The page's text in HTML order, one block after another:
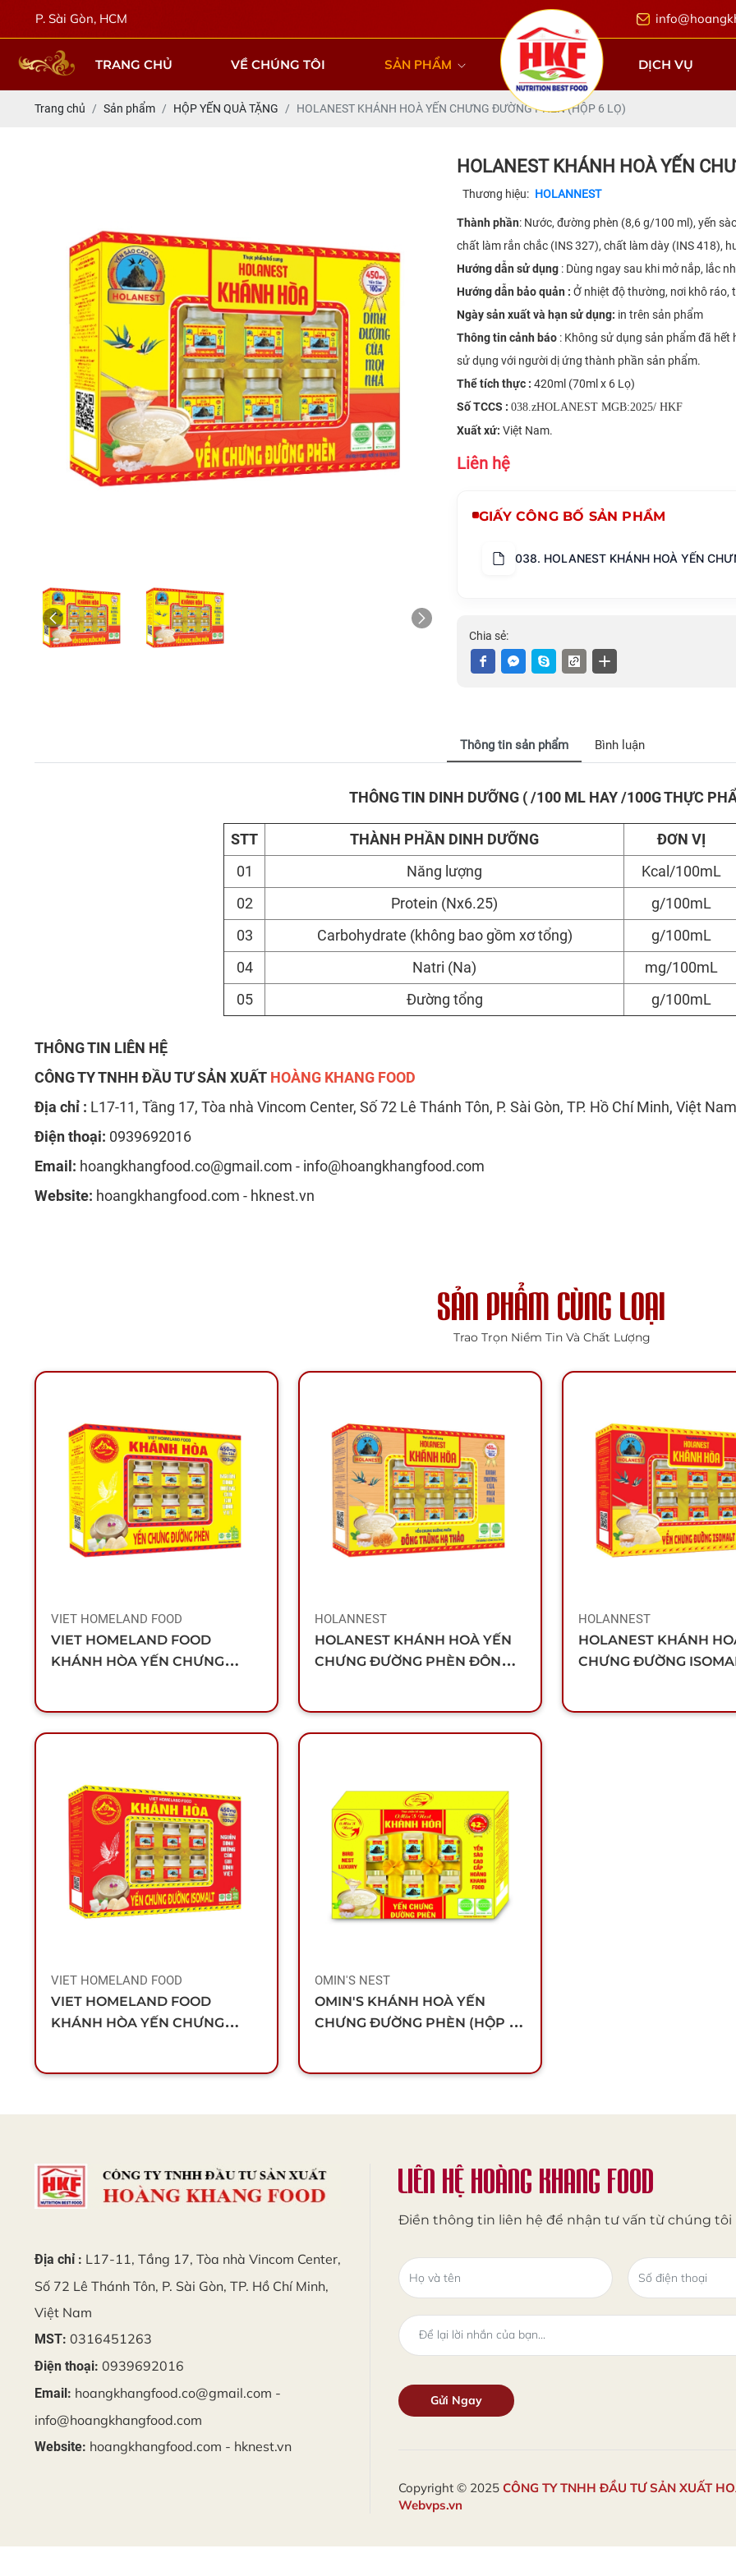
Gòn, HCM
TRANG CHỦ VỀ CHÚNG TÔI SẢN PHẨM DỊCH VỤ
Trang chủ Sản phẩm HỘP YẾN QUÀ TẶNG HOLANEST KHÁNH HOÀ YẾN CHƯNG ĐƯỜNG PHÈN (HỘP 6 LỌ)
HOLANEST KHÁNH HOÀ YẾN
Thương hiệu: HOLANNEST
Thành phần: Nước, đường phèn (8,6 g/100 ml), yến
chất làm rắn chắc (INS 327), chất làm dày (INS 418),
Hướng dẫn sử dụng : Dùng ngay sau khi mở nắp, lắc
Hướng dẫn bảo quản : Ở nhiệt độ thường, nơi khô
Ngày sản xuất và hạn sử dụng: in trên sản phẩm
Thông tin cảnh báo : Không sử dụng sản phẩm đã hết
sử dụng với người dị ứng thành phần sản phẩm.
Thể tích thực : 420ml (70ml x 6 Lọ)
Số TCCS : 038.zHOLANEST MGB:2025/ HKF
Xuất xứ: Việt Nam.
Liên hệ
GIẤY CÔNG BỐ SẢN PHẨM
038. HOLANEST KHÁNH HOÀ YẾN
Chia sẻ:
Thông tin sản phẩm Bình luận
THÔNG TIN DINH DƯỠNG ( /100 ML HAY /100G THỰC
STT THÀNH PHẦN DINH DƯỠNG
ĐƠN VỊ
01
Năng lượng
Kcal/100mL
02
Protein (Nx6.25)
g/100mL
03
Carbohydrate (không bao gồm xơ tổng)
g/100mL
04
Natri (Na)
mg/100mL
05
Đường tổng g/100mL
THÔNG TIN LIÊN HỆ
CÔNG TY TNHH ĐẦU TƯ SẢN XUẤT HOÀNG KHANG FOOD
Địa chỉ : L17-11, Tầng 17, Tòa nhà Vincom Center, Số 72 Lê Thánh Tôn, P. Sài Gòn, TP. Hồ Chí Minh, Việt Nam
Điện thoại: 0939692016
Email: hoangkhangfood.co@gmail.com - info@hoangkhangfood.com
Website: hoangkhangfood.com - hknest.vn
SẢN PHẨM CÙNG LOẠI
Trao Trọn Niềm Tin Và Chất Lượng
VIET HOMELAND FOOD
VIET HOMELAND FOOD
KHÁNH HÒA YẾN CHƯNG
HOLANNEST
HOLANEST KHÁNH HOÀ YẾN
CHƯNG ĐƯỜNG PHÈN ĐÔNG
HOLANNEST
HOLANEST KHÁNH
CHƯNG ĐƯỜNG
VIET HOMELAND FOOD
VIET HOMELAND FOOD
KHÁNH HÒA YẾN CHƯNG
OMIN'S NEST
OMIN'S KHÁNH HOÀ YẾN
CHƯNG ĐƯỜNG PHÈN (HỘP 6
Địa chỉ : L17-11, Tầng 17, Tòa nhà Vincom Center,
Số 72 Lê Thánh Tôn, P. Sài Gòn, TP. Hồ Chí Minh,
Việt Nam
MST: 0316451263
Điện thoại: 0939692016
Email: hoangkhangfood.co@gmail.com -
info@hoangkhangfood.com
Website: hoangkhangfood.com - hknest.vn
LIÊN HỆ HOÀNG KHANG FOOD
Điền thông tin liên hệ để nhận tư vấn từ chúng tôi
Copyright © 2025CÔNG TY TNHH ĐẦU TƯ SẢN XUẤT
Webvps.vn